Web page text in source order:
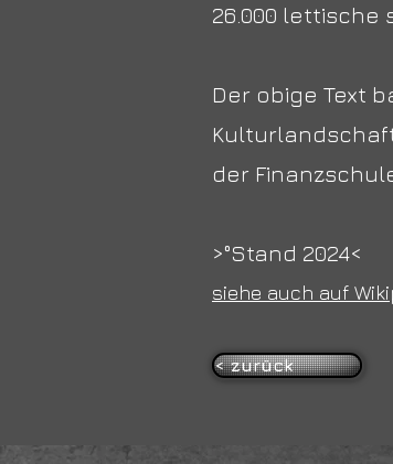
26.000 lettische
Der obige Text
der
>°Stand 2024<
siehe auch auf
< zurück